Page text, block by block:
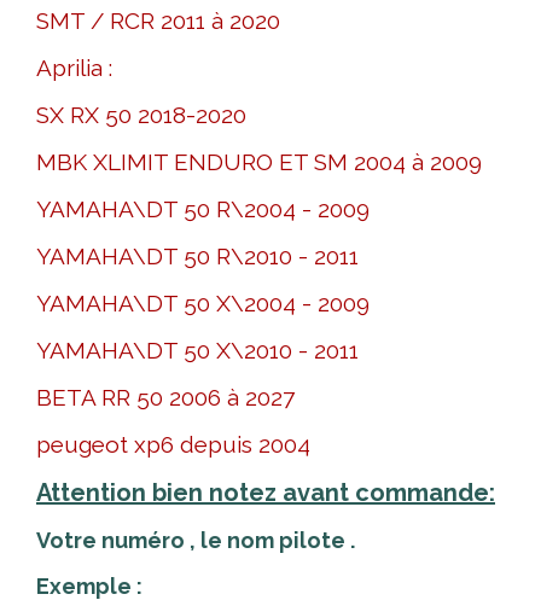
SMT / RCR 2011 à 2020
Aprilia :
SX RX 50 2018-2020
MBK XLIMIT ENDURO ET SM 2004 à 2009
YAMAHA\DT 50 R\2004 - 2009
YAMAHA\DT 50 R\2010 - 2011
YAMAHA\DT 50 X\2004 - 2009
YAMAHA\DT 50 X\2010 - 2011
BETA RR 50 2006 à 2027
peugeot xp6 depuis 2004
Attention bien notez avant commande:
Votre numéro , le nom pilote .
Exemple :